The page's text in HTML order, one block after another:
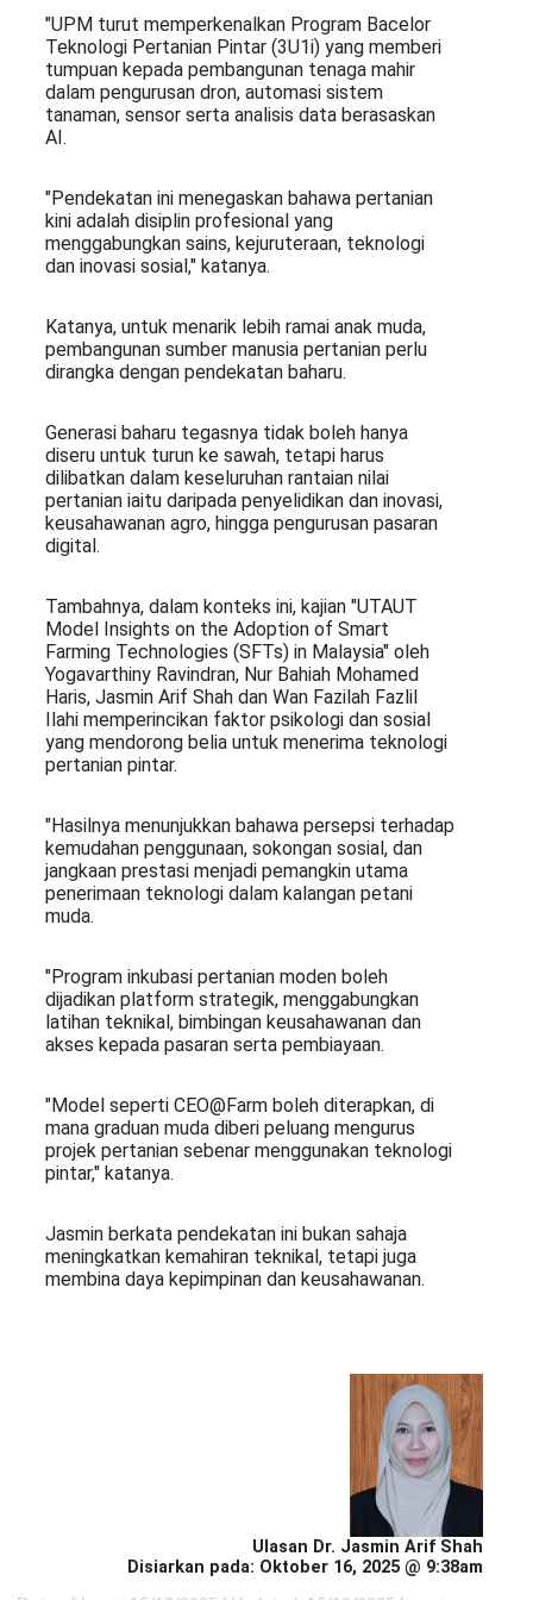
"UPM turut memperkenalkan Program Bacelor
Teknologi Pertanian Pintar (3U1i) yang memberi
tumpuan kepada pembangunan tenaga mahir
dalam pengurusan dron, automasi sistem
tanaman, sensor serta analisis data berasaskan
AI.
"Pendekatan ini menegaskan bahawa pertanian
kini adalah disiplin profesional yang
menggabungkan sains, kejuruteraan, teknologi
dan inovasi sosial," katanya.
Katanya, untuk menarik lebih ramai anak muda,
pembangunan sumber manusia pertanian perlu
dirangka dengan pendekatan baharu.
Generasi baharu tegasnya tidak boleh hanya
diseru untuk turun ke sawah, tetapi harus
dilibatkan dalam keseluruhan rantaian nilai
pertanian iaitu daripada penyelidikan dan inovasi,
keusahawanan agro, hingga pengurusan pasaran
digital.
Tambahnya, dalam konteks ini, kajian "UTAUT
Model Insights on the Adoption of Smart
Farming Technologies (SFTs) in Malaysia" oleh
Yogavarthiny Ravindran, Nur Bahiah Mohamed
Haris, Jasmin Arif Shah dan Wan Fazilah Fazlil
Ilahi memperincikan faktor psikologi dan sosial
yang mendorong belia untuk menerima teknologi
pertanian pintar.
"Hasilnya menunjukkan bahawa persepsi terhadap
kemudahan penggunaan, sokongan sosial, dan
jangkaan prestasi menjadi pemangkin utama
penerimaan teknologi dalam kalangan petani
muda.
"Program inkubasi pertanian moden boleh
dijadikan platform strategik, menggabungkan
latihan teknikal, bimbingan keusahawanan dan
akses kepada pasaran serta pembiayaan.
"Model seperti CEO@Farm boleh diterapkan, di
mana graduan muda diberi peluang mengurus
projek pertanian sebenar menggunakan teknologi
pintar," katanya.
Jasmin berkata pendekatan ini bukan sahaja
meningkatkan kemahiran teknikal, tetapi juga
membina daya kepimpinan dan keusahawanan.
Ulasan Dr. Jasmin Arif Shah
Disiarkan pada: Oktober 16, 2025 @ 9:38am